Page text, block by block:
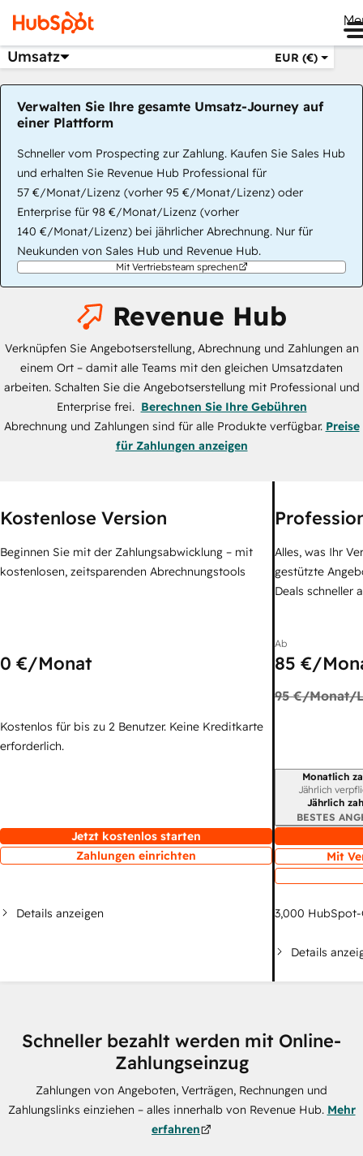
Umsatz EUR (€)
Verwalten Sie Ihre gesamte Umsatz-Journey auf
einer Plattform
Schneller vom Prospecting zur Zahlung. Kaufen Sie Sales Hub
und erhalten Sie Revenue Hub Professional für
57 €/Monat/Lizenz (vorher 95 €/Monat/Lizenz) oder
Enterprise für 98 €/Monat/Lizenz (vorher
140 €/Monat/Lizenz) bei jährlicher Abrechnung. Nur für
Neukunden von Sales Hub und Revenue Hub.
Mit Vertriebsteam sprechen
Revenue Hub
Verknüpfen Sie Angebotserstellung, Abrechnung und Zahlungen an
einem Ort – damit alle Teams mit den gleichen Umsatzdaten
arbeiten. Schalten Sie die Angebotserstellung mit Professional und
Enterprise frei. Berechnen Sie Ihre Gebühren
Abrechnung und Zahlungen sind für alle Produkte verfügbar. Preise
für Zahlungen anzeigen
Kostenlose Version
Beginnen Sie mit der Zahlungsabwicklung – mit
kostenlosen, zeitsparenden Abrechnungstools
0 €/Monat
Kostenlos für bis zu 2 Benutzer. Keine Kreditkarte
erforderlich.
Jetzt kostenlos starten
Zahlungen einrichten
Details anzeigen
Alles, was Ihr
gestützte
Deals schneller
Ab
85 €/
95 €/Monat/
Monatlich
Jährlich
Jährlich
BESTES
Mit
3,000
Details
Schneller bezahlt werden mit Online-
Zahlungseinzug
Zahlungen von Angeboten, Verträgen, Rechnungen und
Zahlungslinks einziehen – alles innerhalb von Revenue Hub. Mehr
erfahren